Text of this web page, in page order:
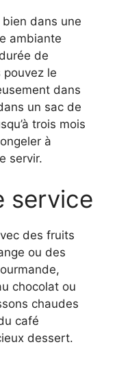
dans une
ambiante
de
pouvez le
dans
un sac de
trois mois
à
servir.
service
des fruits
ou des
chocolat ou
chaudes
café
dessert.